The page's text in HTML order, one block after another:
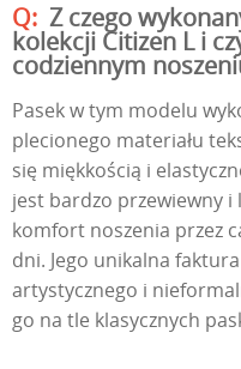
Z czego
kolekcji Citizen L i
codziennym
Pasek w tym modelu
plecionego materiału
się miękkością i
jest bardzo przewiewny i
komfort noszenia przez
dni. Jego unikalna
artystycznego i
go na tle klasycznych